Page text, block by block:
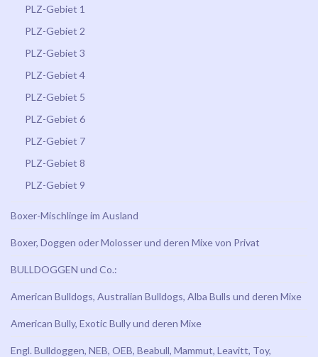
PLZ-Gebiet 1
PLZ-Gebiet 2
PLZ-Gebiet 3
PLZ-Gebiet 4
PLZ-Gebiet 5
PLZ-Gebiet 6
PLZ-Gebiet 7
PLZ-Gebiet 8
PLZ-Gebiet 9
Boxer-Mischlinge im Ausland
Boxer, Doggen oder Molosser und deren Mixe von Privat
BULLDOGGEN und Co.:
American Bulldogs, Australian Bulldogs, Alba Bulls und deren Mixe
American Bully, Exotic Bully und deren Mixe
Engl. Bulldoggen, NEB, OEB, Beabull, Mammut, Leavitt, Toy,